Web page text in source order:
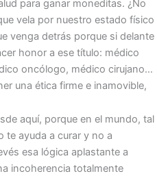
para ganar moneditas. ¿No
vela por nuestro estado físico
venga detrás porque si delante
honor a ese título: médico
oncólogo, médico cirujano…
una ética firme e inamovible,
aquí, porque en el mundo, tal
te ayuda a curar y no a
esa lógica aplastante a
incoherencia totalmente